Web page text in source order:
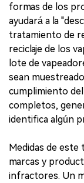
formas de los
ayudará a la
tratamiento de
reciclaje de los
lote de
sean
cumplimiento
completos,
identifica algún
Medidas de este
marcas y
infractores. Un